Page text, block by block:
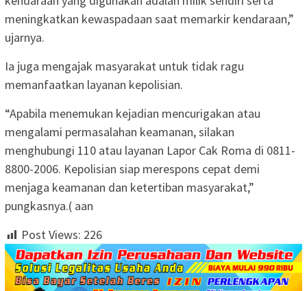
meningkatkan kewaspadaan saat memarkir kendaraan,”
ujarnya.
Ia juga mengajak masyarakat untuk tidak ragu
memanfaatkan layanan kepolisian.
“Apabila menemukan kejadian mencurigakan atau
mengalami permasalahan keamanan, silakan
menghubungi 110 atau layanan Lapor Cak Roma di 0811-
8800-2006. Kepolisian siap merespons cepat demi
menjaga keamanan dan ketertiban masyarakat,”
pungkasnya.( aan
Post Views: 226